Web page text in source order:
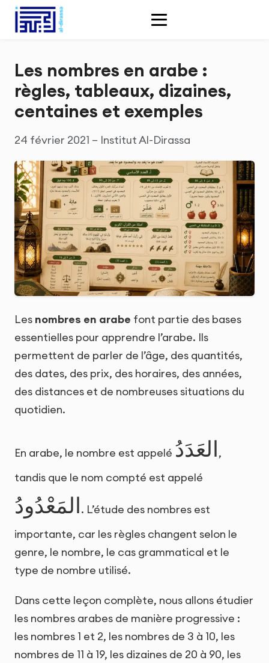
Les nombres en arabe :
règles, tableaux, dizaines,
centaines et exemples
24 février 2021 – Institut Al-Dirassa
Les nombres en arabe font partie des bases
essentielles pour apprendre l’arabe. Ils
permettent de parler de l’âge, des quantités,
des dates, des prix, des horaires, des années,
des distances et de nombreuses situations du
quotidien.
En arabe, le nombre est appelé العَدَدُ
,
tandis que le nom compté est appelé
المَعْدُودُ
. L’étude des nombres est
importante, car les règles changent selon le
genre, le nombre, le cas grammatical et le
type de nombre utilisé.
Dans cette leçon complète, nous allons étudier
les nombres arabes de manière progressive :
les nombres 1 et 2, les nombres de 3 à 10, les
nombres de 11 à 19, les dizaines de 20 à 90, les